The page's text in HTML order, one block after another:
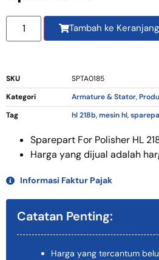
Tambah ke Keranjang
SKU
SPTA0185
Kategori
Armature & Stator,
Tag
hl 218b,mesin hl,
Sparepart For Polisher HL
Harga yang dijual adalah
Informasi Faktur Pajak
Catatan Penting:
Harga yang tercantum